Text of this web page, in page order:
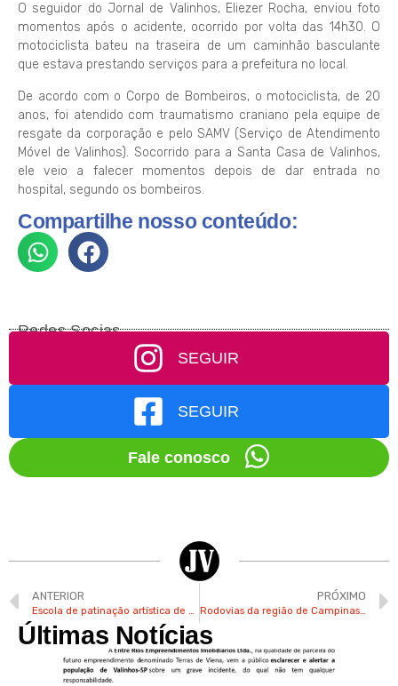
O seguidor do Jornal de Valinhos, Eliezer Rocha, enviou foto
momentos após o acidente, ocorrido por volta das 14h30. O
motociclista bateu na traseira de um caminhão basculante
que estava prestando serviços para a prefeitura no local.
De acordo com o Corpo de Bombeiros, o motociclista, de 20
anos, foi atendido com traumatismo craniano pela equipe de
resgate da corporação e pelo SAMV (Serviço de Atendimento
Móvel de Valinhos). Socorrido para a Santa Casa de Valinhos,
ele veio a falecer momentos depois de dar entrada no
hospital, segundo os bombeiros.
Compartilhe nosso conteúdo:
Redes Socias
SEGUIR
SEGUIR
Fale conosco
ANTERIOR
Escola de patinação artística de Valinhos promove festival de fim de ano neste sábado
PRÓXIMO
Rodovias da região de Campinas devem receber 1,9 milhão de veículos nos feriados
Últimas Notícias